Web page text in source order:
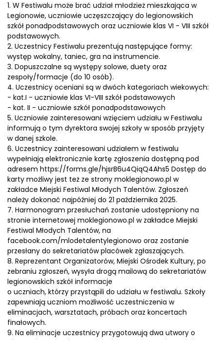
1. W Festiwalu może brać udział młodzież mieszkająca w
Legionowie, uczniowie uczęszczający do legionowskich
szkół ponadpodstawowych oraz uczniowie klas VI - VIII szkół
podstawowych.
2. Uczestnicy Festiwalu prezentują następujące formy:
występ wokalny, taniec, gra na instrumencie.
3. Dopuszczalne są występy solowe, duety oraz
zespoły/formacje (do 10 osób).
4. Uczestnicy oceniani są w dwóch kategoriach wiekowych:
- kat.I - uczniowie klas VI-VIII szkół podstawowych
- kat. II - uczniowie szkół ponadpodstawowych
5. Uczniowie zainteresowani wzięciem udziału w Festiwalu
informują o tym dyrektora swojej szkoły w sposób przyjęty
w danej szkole.
6. Uczestnicy zainteresowani udziałem w festiwalu
wypełniają elektronicznie kartę zgłoszenia dostępną pod
adresem https://forms.gle/hjsrB6u4QiqQ4Ahs5 Dostęp do
karty możliwy jest też ze strony moklegionowo.pl w
zakładce Miejski Festiwal Młodych Talentów. Zgłoszeń
należy dokonać najpóźniej do 21 października 2025.
7. Harmonogram przesłuchań zostanie udostępniony na
stronie internetowej moklegionowo.pl w zakładce Miejski
Festiwal Młodych Talentów, na
facebook.com/mlodetalentylegionowo oraz zostanie
przesłany do sekretariatów placówek zgłaszających.
8. Reprezentant Organizatorów, Miejski Ośrodek Kultury, po
zebraniu zgłoszeń, wysyła drogą mailową do sekretariatów
legionowskich szkół informacje
o uczniach, którzy przystąpili do udziału w festiwalu. Szkoły
zapewniają uczniom możliwość uczestniczenia w
eliminacjach, warsztatach, próbach oraz koncertach
finałowych.
9. Na eliminacje uczestnicy przygotowują dwa utwory o